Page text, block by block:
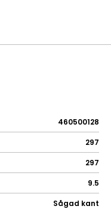
460500128
297
297
9.5
Sågad kant